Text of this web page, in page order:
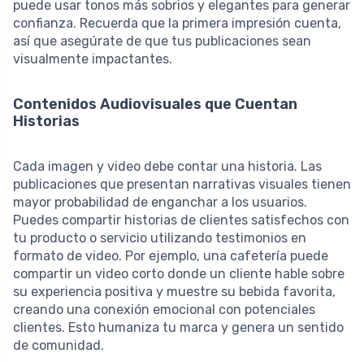
puede usar tonos más sobrios y elegantes para generar
confianza. Recuerda que la primera impresión cuenta,
así que asegúrate de que tus publicaciones sean
visualmente impactantes.
Contenidos Audiovisuales que Cuentan
Historias
Cada imagen y video debe contar una historia. Las
publicaciones que presentan narrativas visuales tienen
mayor probabilidad de enganchar a los usuarios.
Puedes compartir historias de clientes satisfechos con
tu producto o servicio utilizando testimonios en
formato de video. Por ejemplo, una cafetería puede
compartir un video corto donde un cliente hable sobre
su experiencia positiva y muestre su bebida favorita,
creando una conexión emocional con potenciales
clientes. Esto humaniza tu marca y genera un sentido
de comunidad.